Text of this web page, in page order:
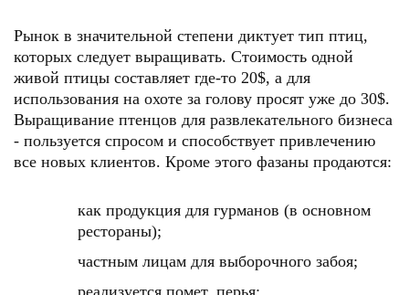
Рынок в значительной степени диктует тип птиц,
которых следует выращивать. Стоимость одной
живой птицы составляет где-то 20$, а для
использования на охоте за голову просят уже до 30$.
Выращивание птенцов для развлекательного бизнеса
- пользуется спросом и способствует привлечению
все новых клиентов. Кроме этого фазаны продаются:
как продукция для гурманов (в основном
рестораны);
частным лицам для выборочного забоя;
реализуется помет, перья;